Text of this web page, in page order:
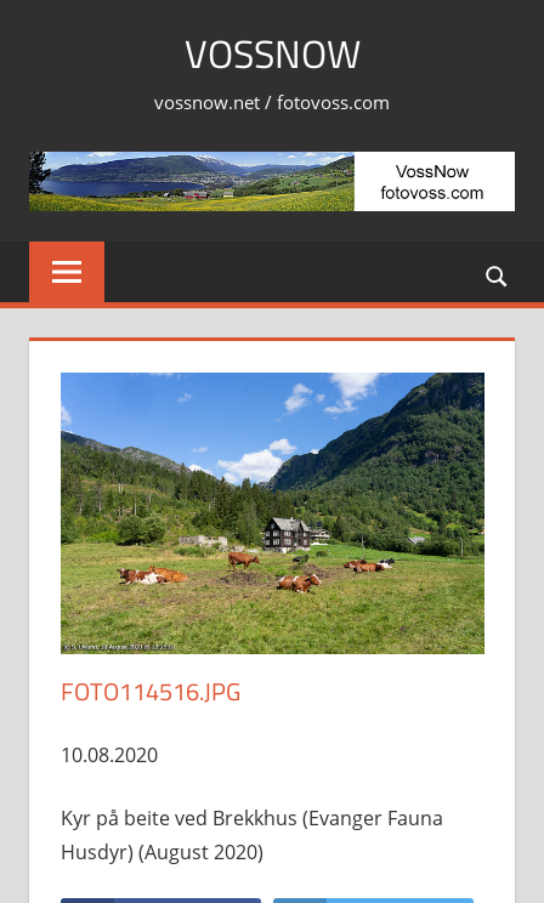
VOSSNOW
vossnow.net / fotovoss.com
FOTO114516.JPG
10.08.2020
Kyr på beite ved Brekkhus (Evanger Fauna
Husdyr) (August 2020)